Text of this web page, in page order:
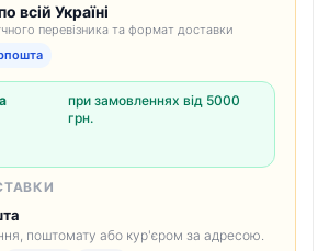
всій Україні
перевізника та формат доставки
при замовленнях від 5000
грн.
поштомату або кур'єром за адресою.